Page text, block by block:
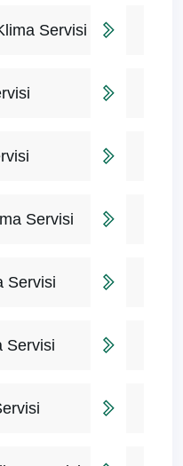
Servisi
Servisi
Servisi
Servisi